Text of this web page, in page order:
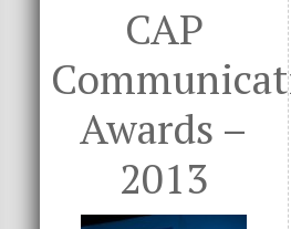
CAP
Awards –
2013